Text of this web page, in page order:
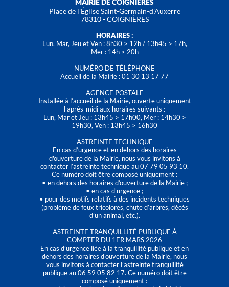
MAIRIE DE COIGNIÈRES
Place de l'Église Saint-Germain-d'Auxerre
78310 - COIGNIÈRES
HORAIRES :
Lun, Mar, Jeu et Ven : 8h30 > 12h / 13h45 > 17h,
Mer : 14h > 20h
NUMÉRO DE TÉLÉPHONE
Accueil de la Mairie : 01 30 13 17 77
AGENCE POSTALE
Installée à l’accueil de la Mairie, ouverte uniquement
l'après-midi aux horaires suivants :
Lun, Mar et Jeu : 13h45 > 17h00, Mer : 14h30 >
19h30, Ven : 13h45 > 16h30
ASTREINTE TECHNIQUE
En cas d’urgence et en dehors des horaires
d'ouverture de la Mairie, nous vous invitons à
contacter l’astreinte technique au 07 79 05 93 10.
Ce numéro doit être composé uniquement :
• en dehors des horaires d’ouverture de la Mairie ;
• en cas d’urgence ;
• pour des motifs relatifs à des incidents techniques
(problème de feux tricolores, chute d’arbres, décès
d’un animal, etc.).
ASTREINTE TRANQUILLITÉ PUBLIQUE À
COMPTER DU 1ER MARS 2026
En cas d’urgence liée à la tranquillité publique et en
dehors des horaires d'ouverture de la Mairie, nous
vous invitons à contacter l’astreinte tranquillité
publique au 06 59 05 82 17. Ce numéro doit être
composé uniquement :